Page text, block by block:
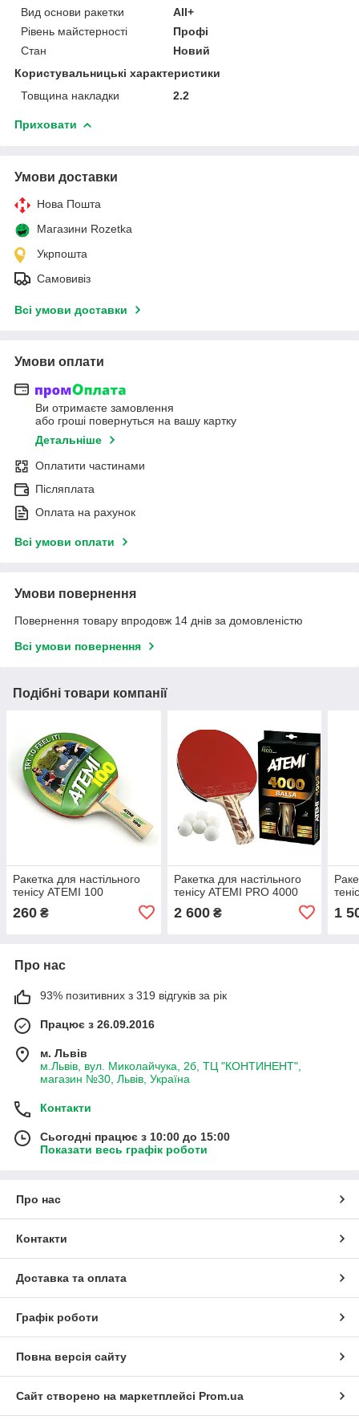
Вид основи ракетки
All+
Рівень майстерності
Профі
Стан
Новий
Користувальницькі характеристики
Товщина накладки
2.2
Приховати
Умови доставки
Нова Пошта
Магазини Rozetka
Укрпошта
Самовивіз
Всі умови доставки
Умови оплати
Ви отримаєте замовлення
або гроші повернуться на вашу картку
Детальніше
Оплатити частинами
Післяплата
Оплата на рахунок
Всі умови оплати
Умови повернення
Повернення товару впродовж 14 днів за домовленістю
Всі умови повернення
Подібні товари компанії
Ракетка для настільного
тенісу ATEMI 100
260 ₴
Ракетка для настільного
тенісу ATEMI PRO 4000
2 600₴ 1
Про нас
93% позитивних з 319 відгуків за рік
Працює з 26.09.2016
м. Львів
м.Львів, вул. Миколайчука, 2б, ТЦ "КОНТИНЕНТ",
магазин №30, Львів, Україна
Контакти
Сьогодні працює з 10:00 до 15:00
Показати весь графік роботи
Про нас
Контакти
Доставка та оплата
Графік роботи
Повна версія сайту
Сайт створено на маркетплейсі Prom.ua